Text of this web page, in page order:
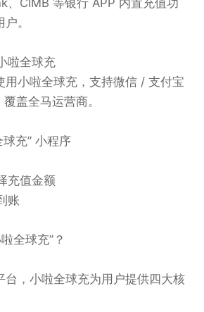
、CIMB 等银行 APP 内置充值功
。
啦全球充
用小啦全球充，支持微信 / 支付宝
盖全马运营商。
充” 小程序
充值金额
账
全球充”？
台，小啦全球充为用户提供四大核